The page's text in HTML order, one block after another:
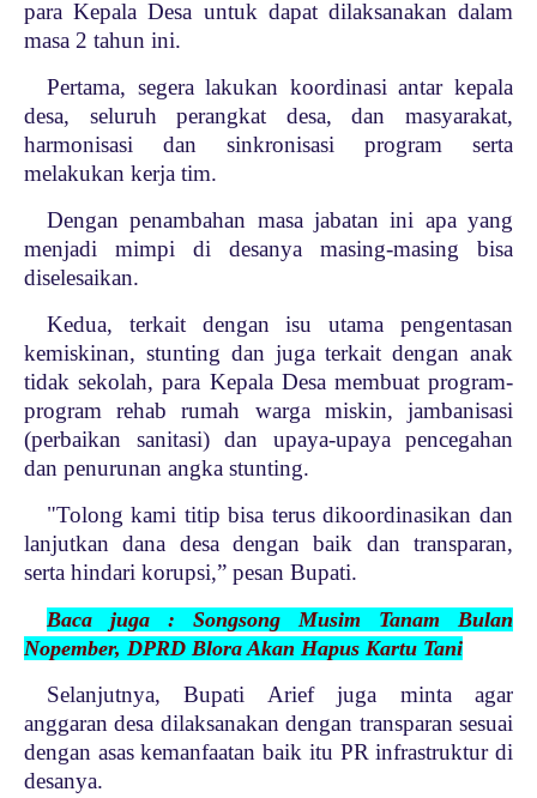
para Kepala Desa untuk dapat dilaksanakan dalam
masa 2 tahun ini.
Pertama, segera lakukan koordinasi antar kepala
desa, seluruh perangkat desa, dan masyarakat,
harmonisasi dan sinkronisasi program serta
melakukan kerja tim.
Dengan penambahan masa jabatan ini apa yang
menjadi mimpi di desanya masing-masing bisa
diselesaikan.
Kedua, terkait dengan isu utama pengentasan
kemiskinan, stunting dan juga terkait dengan anak
tidak sekolah, para Kepala Desa membuat program-
program rehab rumah warga miskin, jambanisasi
(perbaikan sanitasi) dan upaya-upaya pencegahan
dan penurunan angka stunting.
"Tolong kami titip bisa terus dikoordinasikan dan
lanjutkan dana desa dengan baik dan transparan,
serta hindari korupsi,” pesan Bupati.
Baca juga : Songsong Musim Tanam Bulan
Nopember, DPRD Blora Akan Hapus Kartu Tani
Selanjutnya, Bupati Arief juga minta agar
anggaran desa dilaksanakan dengan transparan sesuai
dengan asas kemanfaatan baik itu PR infrastruktur di
desanya.